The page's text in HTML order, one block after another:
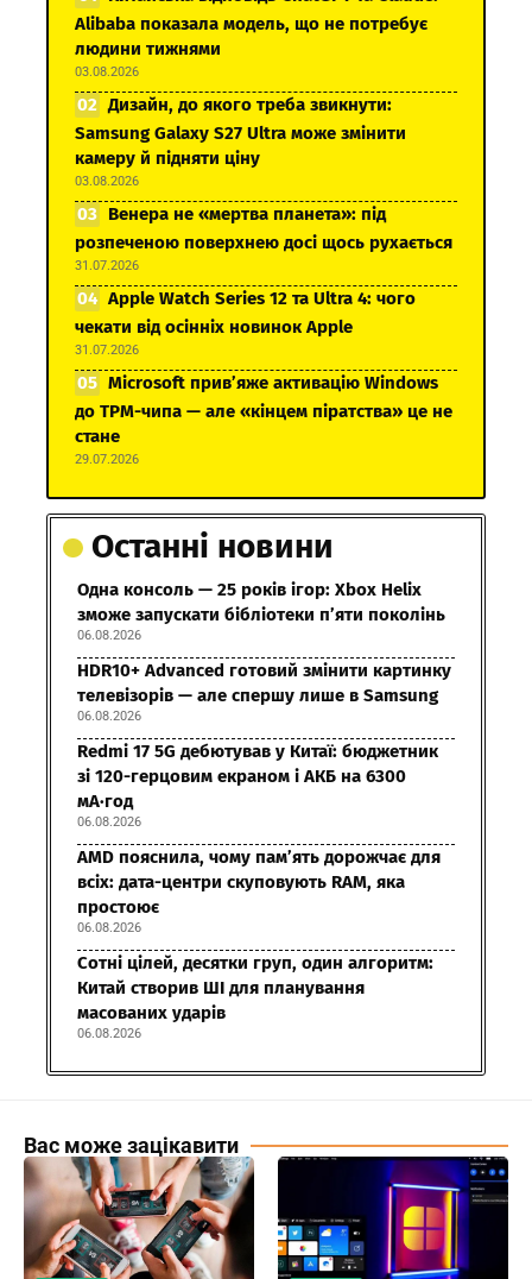
Alibaba показала модель, що не потребує
людини тижнями
03.08.2026
Дизайн, до якого треба звикнути:
Samsung Galaxy S27 Ultra може змінити
камеру й підняти ціну
03.08.2026
Венера не «мертва планета»: під
розпеченою поверхнею досі щось рухається
31.07.2026
Apple Watch Series 12 та Ultra 4: чого
чекати від осінніх новинок Apple
31.07.2026
Microsoft прив’яже активацію Windows
до TPM-чипа — але «кінцем піратства» це не
стане
29.07.2026
Останні новини
Одна консоль — 25 років ігор: Xbox Helix
зможе запускати бібліотеки п’яти поколінь
06.08.2026
HDR10+ Advanced готовий змінити картинку
телевізорів — але спершу лише в Samsung
06.08.2026
Redmi 17 5G дебютував у Китаї: бюджетник
зі 120-герцовим екраном і АКБ на 6300
мА·год
06.08.2026
AMD пояснила, чому пам’ять дорожчає для
всіх: дата-центри скуповують RAM, яка
простоює
06.08.2026
Сотні цілей, десятки груп, один алгоритм:
Китай створив ШІ для планування
масованих ударів
06.08.2026
Вас може зацікавити